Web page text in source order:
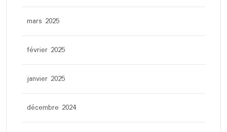
mars 2025
février 2025
janvier 2025
décembre 2024